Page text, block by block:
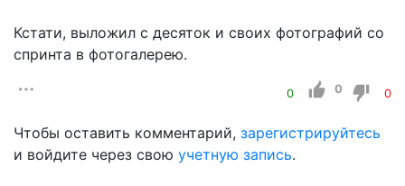
Кстати, выложил с десяток и своих фотографий со
спринта в фотогалерею.
0 0 0
Чтобы оставить комментарий, зарегистрируйтесь
и войдите через свою учетную запись.